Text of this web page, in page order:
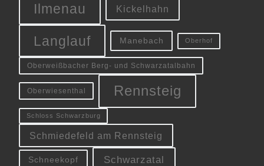
Ilmenau Kickelhahn
Langlauf Manebach Oberhof
Oberweißbacher Berg- und Schwarzatalbahn
Oberwiesenthal Rennsteig
Schloss Schwarzburg
Schmiedefeld am Rennsteig
Schneekopf Schwarzatal